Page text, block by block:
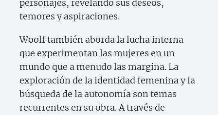
personajes, revelando sus deseos,
temores y aspiraciones.
Woolf también aborda la lucha interna
que experimentan las mujeres en un
mundo que a menudo las margina. La
exploración de la identidad femenina y la
búsqueda de la autonomía son temas
recurrentes en su obra. A través de